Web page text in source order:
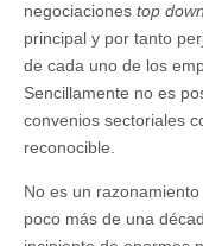
negociaciones top down
principal y por tanto
de cada uno de los
Sencillamente no es
convenios sectoriales
reconocible.
No es un
poco más de una